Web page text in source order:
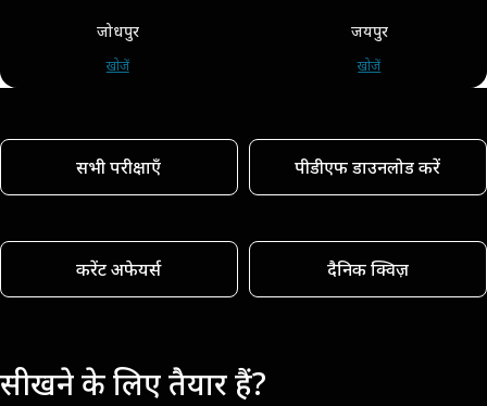
जोधपुर
खोजें
जयपुर
खोजें
सभी परीक्षाएँ पीडीएफ डाउनलोड करें
करेंट अफेयर्स दैनिक क्विज़
सीखने के लिए तैयार हैं?